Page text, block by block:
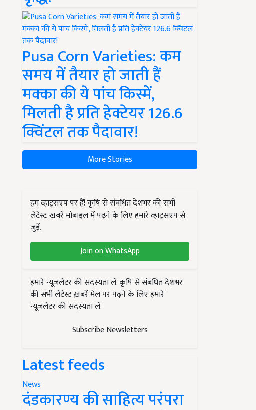
Pusa Corn Varieties: कम
समय में तैयार हो जाती हैं
मक्का की ये पांच किस्में,
मिलती है प्रति हेक्टेयर 126.6
क्विंटल तक पैदावार!
More Stories
हम व्हाट्सएप पर हैं! कृषि से संबंधित देशभर की सभी
लेटेस्ट ख़बरें मोबाइल में पढ़ने के लिए हमारे व्हाट्सएप से
जुड़ें.
Join on WhatsApp
हमारे न्यूज़लेटर की सदस्यता लें. कृषि से संबंधित देशभर
की सभी लेटेस्ट ख़बरें मेल पर पढ़ने के लिए हमारे
न्यूज़लेटर की सदस्यता लें.
Subscribe Newsletters
Latest feeds
News
दंडकारण्य की साहित्य परंपरा